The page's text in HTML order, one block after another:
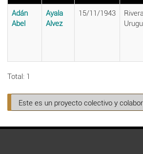
Adán
Abel
Ayala
Alvez
15/11/1943
Total: 1
Este es un proyecto colectivo y